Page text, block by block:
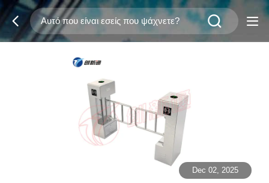
Dec 02, 2025